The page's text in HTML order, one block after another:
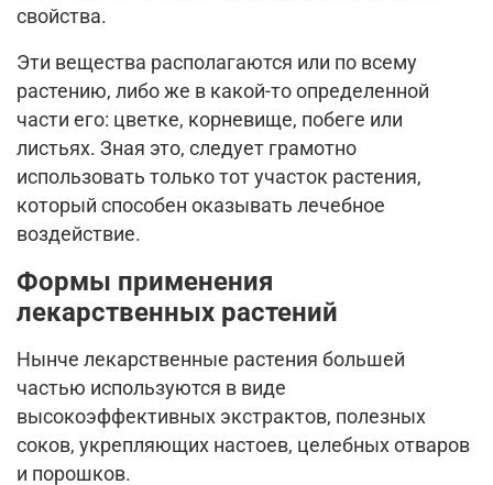
свойства.
Эти вещества располагаются или по всему
растению, либо же в какой-то определенной
части его: цветке, корневище, побеге или
листьях. Зная это, следует грамотно
использовать только тот участок растения,
который способен оказывать лечебное
воздействие.
Формы применения
лекарственных растений
Нынче лекарственные растения большей
частью используются в виде
высокоэффективных экстрактов, полезных
соков, укрепляющих настоев, целебных отваров
и порошков.